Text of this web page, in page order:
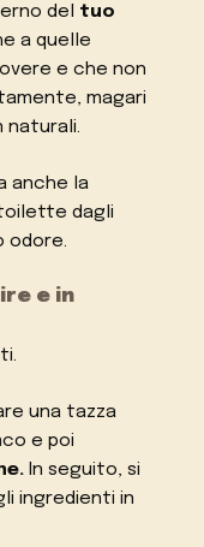
del tuo
a quelle
e che non
magari
naturali.
anche la
dagli
odore.
e in
una tazza
e poi
In seguito, si
ingredienti in